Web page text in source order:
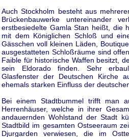
Auch Stockholm besteht aus
Brückenbauwerke untereinander
erstbesiedelte Gamla Stan heißt, die
mit dem Königlichen Schloß und
Gässchen voll kleinen Läden,
ausgestatteten Schloßräume sind
Faible für historische Waffen besitzt,
sein Eldorado finden. Sehr
Glasfenster der Deutschen Kirche
ehemals starken Einfluss der
Bei einem Stadtbummel trifft man
Herrenhäuser, welche in ihrer
andauernden Wohlstand der Stadt
Stadtbild im gesamten Ostseeraum
Djurgarden verwiesen, die im